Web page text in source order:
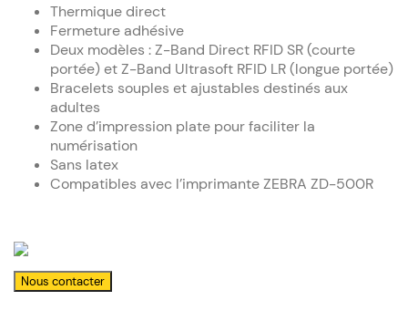
Thermique direct
Fermeture adhésive
Deux modèles : Z-Band Direct RFID SR (courte
portée) et Z-Band Ultrasoft RFID LR (longue portée)
Bracelets souples et ajustables destinés aux
adultes
Zone d’impression plate pour faciliter la
numérisation
Sans latex
Compatibles avec l’imprimante ZEBRA ZD-500R